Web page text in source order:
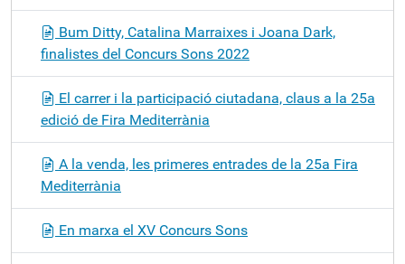
Bum Ditty, Catalina Marraixes i Joana Dark,
finalistes del Concurs Sons 2022
El carrer i la participació ciutadana, claus a la 25a
edició de Fira Mediterrània
A la venda, les primeres entrades de la 25a Fira
Mediterrània
En marxa el XV Concurs Sons